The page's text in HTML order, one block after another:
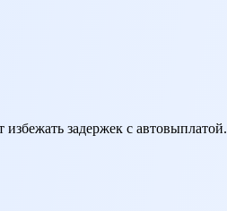
задержек с автовыплатой.